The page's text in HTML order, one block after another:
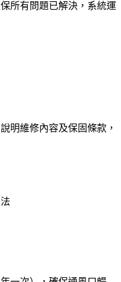
所有問題已解決，系統運
明維修內容及保固條款，